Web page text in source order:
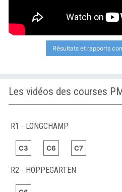
Résultats et rapports
R1 - LONGCHAMP
C3 C6 C7
R2 - HOPPEGARTEN